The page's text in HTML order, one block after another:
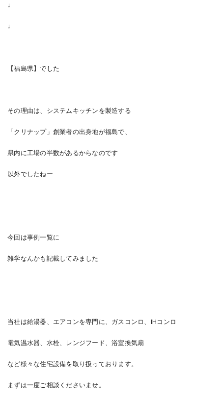
↓
↓
【福島県】でした
その理由は、システムキッチンを製造する
「クリナップ」創業者の出身地が福島で、
県内に工場の半数があるからなのです
以外でしたねー
今回は事例一覧に
雑学なんかも記載してみました
当社は給湯器、エアコンを専門に、ガスコンロ、IHコンロ
電気温水器、水栓、レンジフード、浴室換気扇
など様々な住宅設備を取り扱っております。
まずは一度ご相談くださいませ。